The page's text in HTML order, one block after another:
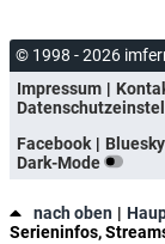
© 1998 - 2026
Impressum
Facebook
Bluesky
Dark-Mode
nach oben
Serieninfos,